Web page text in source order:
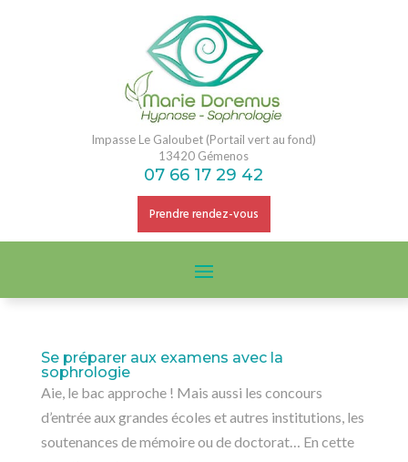
Impasse Le Galoubet (Portail vert au fond)
13420 Gémenos
07 66 17 29 42
Prendre rendez-vous
Se préparer aux examens avec la
sophrologie
Aie, le bac approche ! Mais aussi les concours
d’entrée aux grandes écoles et autres institutions, les
soutenances de mémoire ou de doctorat… En cette